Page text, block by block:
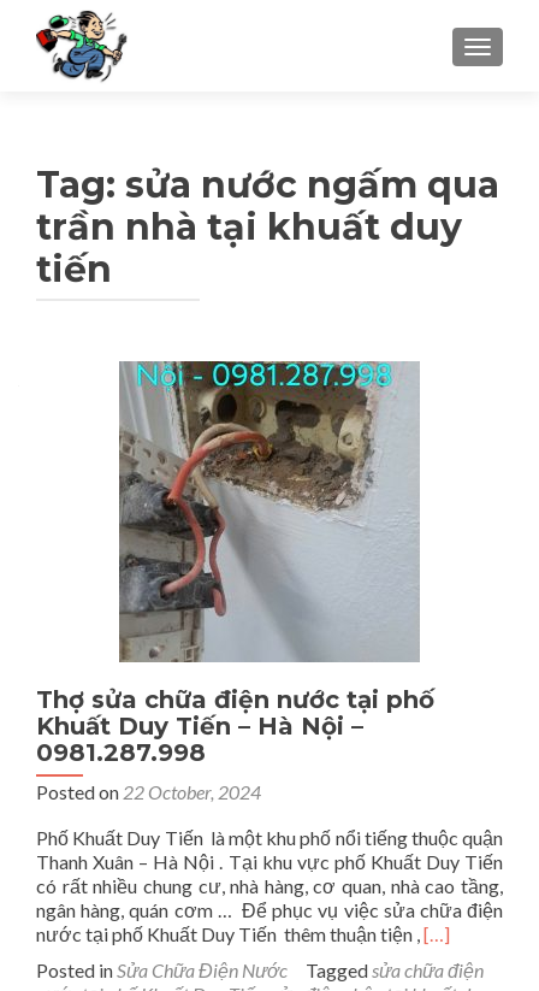
Tag: sửa nước ngấm qua
trần nhà tại khuất duy
tiến
Thợ sửa chữa điện nước tại phố
Khuất Duy Tiến – Hà Nội –
0981.287.998
Posted on 22 October, 2024
Phố Khuất Duy Tiến là một khu phố nổi tiếng thuộc quận
Thanh Xuân – Hà Nội . Tại khu vực phố Khuất Duy Tiến
có rất nhiều chung cư, nhà hàng, cơ quan, nhà cao tầng,
ngân hàng, quán cơm … Để phục vụ việc sửa chữa điện
nước tại phố Khuất Duy Tiến thêm thuận tiện ,Read
about
[…]
Posted inSửa Chữa Điện Nước Taggedsửa chữa điện